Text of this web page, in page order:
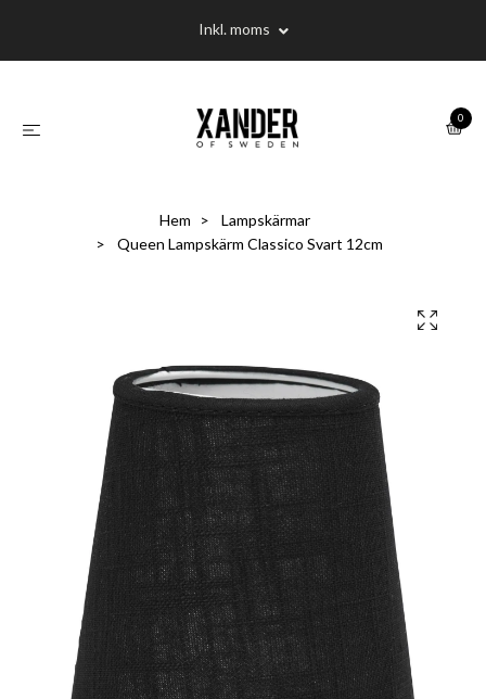
Inkl. moms
0
Hem
Lampskärmar
Queen Lampskärm Classico Svart 12cm